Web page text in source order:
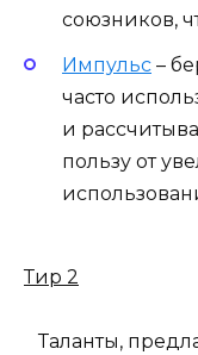
союзников,
Импульс –
часто
и
пользу от
Тир 2
Таланты,